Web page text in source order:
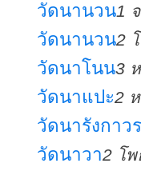
วัดนานวน1
วัดนานวน2
วัดนาโนน3
วัดนาแปะ2
วัดนารังกาว
วัดนาวา2 โพ